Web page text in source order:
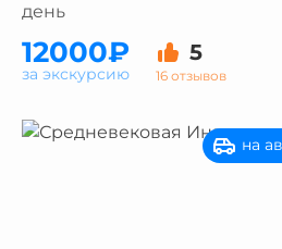
день
12000₽ 5
16 отзывов
за экскурсию
на